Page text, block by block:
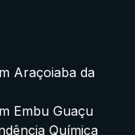
Araçoiaba da
Embu Guaçu
Química